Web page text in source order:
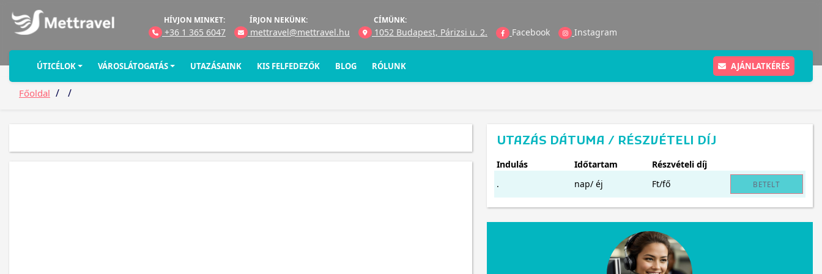
HÍVJON MINKET:
+36 1 365 6047
ÍRJON NEKÜNK:
mettravel@mettravel.hu
CÍMÜNK:
1052 Budapest, Párizsi u. 2. Facebook Instagram
ÚTICÉLOK VÁROSLÁTOGATÁS UTAZÁSAINK KIS FELFEDEZŐK BLOG RÓLUNK AJÁNLATKÉRÉS
Főoldal / /
UTAZÁS DÁTUMA / RÉSZVÉTELI DÍJ
Indulás Időtartam
Részvételi díj
.
nap/ éj Ft/fő BETELT